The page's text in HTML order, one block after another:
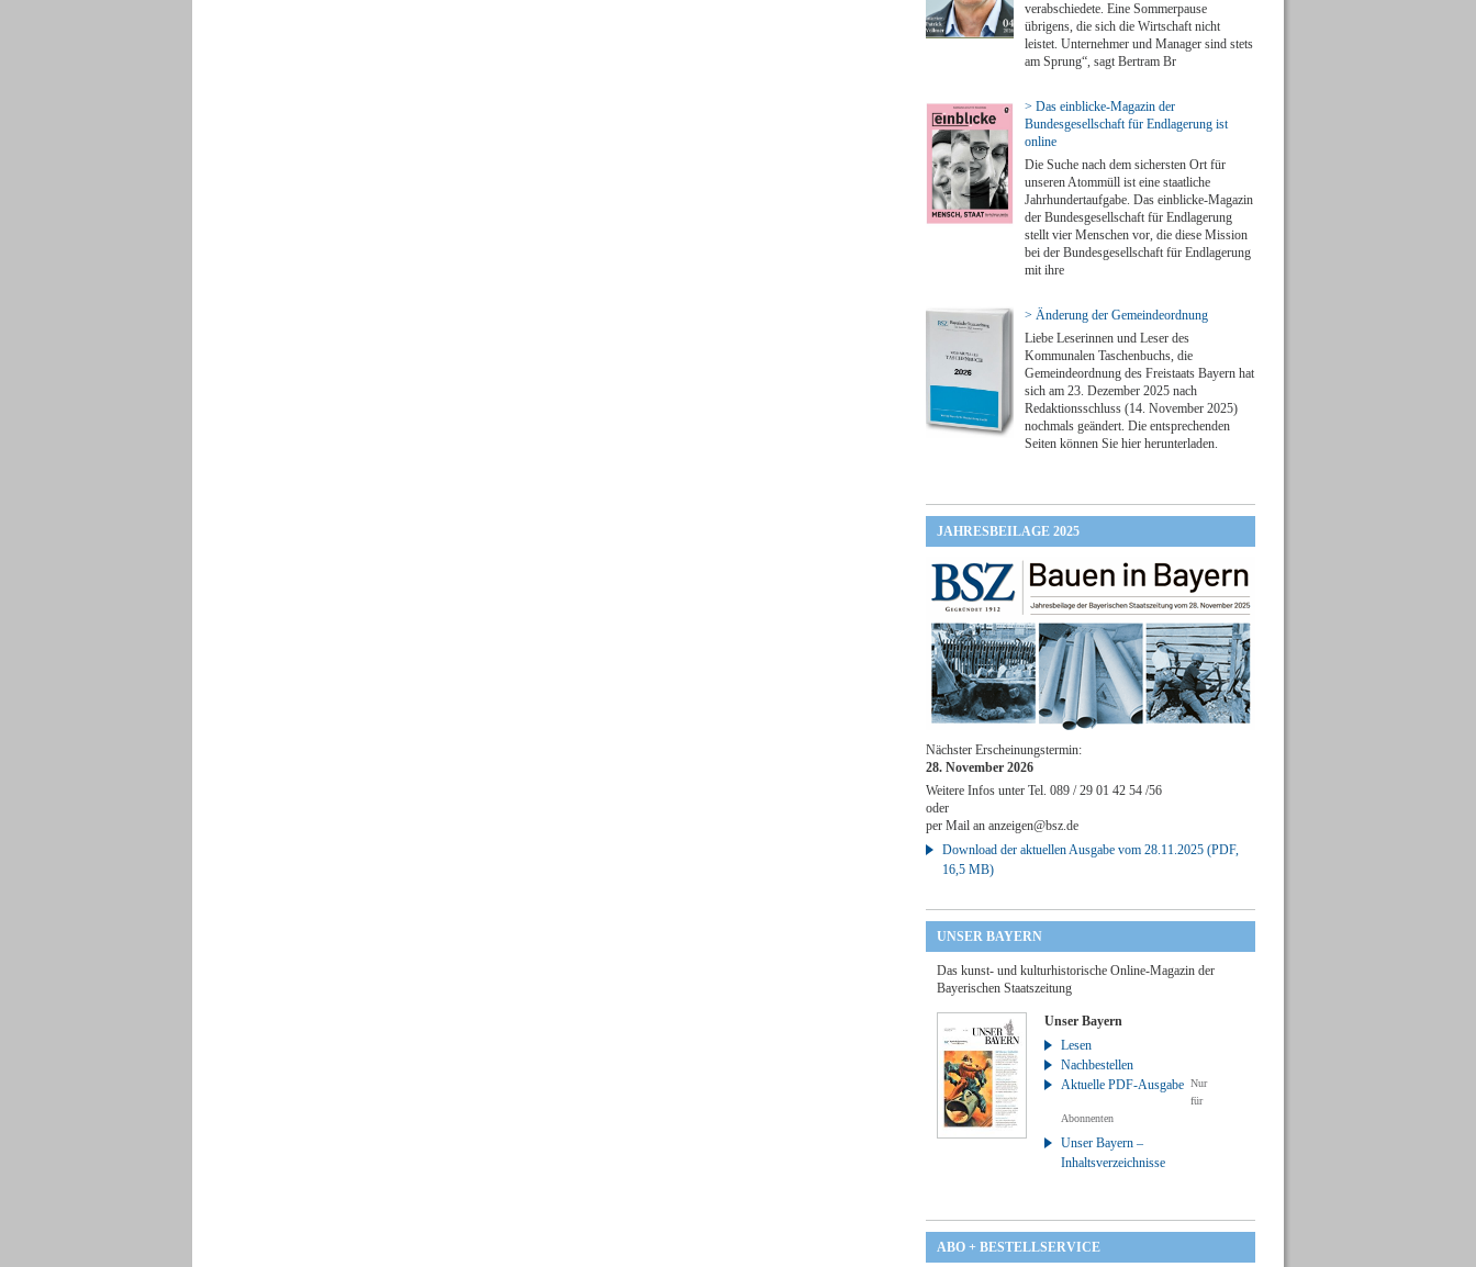
verabschiedete. Eine Sommerpause
übrigens, die sich die Wirtschaft nicht
leistet. Unternehmer und Manager sind stets
am Sprung“, sagt Bertram Br
> Das einblicke-Magazin der
Bundesgesellschaft für Endlagerung ist
online
Die Suche nach dem sichersten Ort für
unseren Atommüll ist eine staatliche
Jahrhundertaufgabe. Das einblicke-Magazin
der Bundesgesellschaft für Endlagerung
stellt vier Menschen vor, die diese Mission
bei der Bundesgesellschaft für Endlagerung
mit ihre
> Änderung der Gemeindeordnung
Liebe Leserinnen und Leser des
Kommunalen Taschenbuchs, die
Gemeindeordnung des Freistaats Bayern hat
sich am 23. Dezember 2025 nach
Redaktionsschluss (14. November 2025)
nochmals geändert. Die entsprechenden
Seiten können Sie hier herunterladen.
JAHRESBEILAGE 2025
Nächster Erscheinungstermin:
28. November 2026
Weitere Infos unter Tel. 089 / 29 01 42 54 /56
oder
per Mail an anzeigen@bsz.de
Download der aktuellen Ausgabe vom 28.11.2025 (PDF,
16,5 MB)
UNSER BAYERN
Das kunst- und kulturhistorische Online-Magazin der
Bayerischen Staatszeitung
Unser Bayern
Lesen
Nachbestellen
Aktuelle PDF-Ausgabe Nur
für
Abonnenten
Unser Bayern –
Inhaltsverzeichnisse
ABO + BESTELLSERVICE